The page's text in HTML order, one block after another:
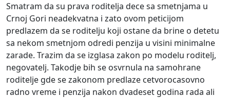
Smatram da su prava roditelja dece sa smetnjama u
Crnoj Gori neadekvatna i zato ovom peticijom
predlazem da se roditelju koji ostane da brine o detetu
sa nekom smetnjom odredi penzija u visini minimalne
zarade. Trazim da se izglasa zakon po modelu roditelj,
negovatelj. Takodje bih se osvrnula na samohrane
roditelje gde se zakonom predlaze cetvorocasovno
radno vreme i penzija nakon dvadeset godina rada ali